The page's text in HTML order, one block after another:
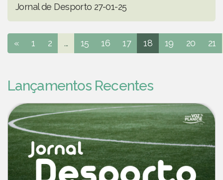
Jornal de Desporto 27-01-25
« 1 2 ... 15 16 17 18 19 20 21
Lançamentos Recentes